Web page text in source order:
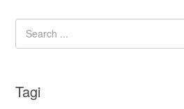
Tagi